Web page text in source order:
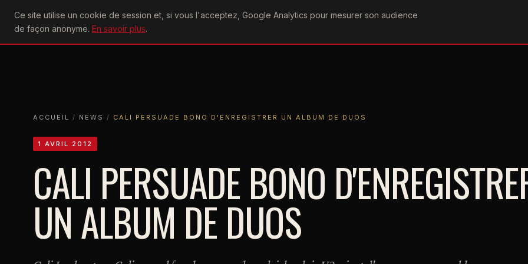
Ce site utilise un cookie de session et, si vous l'acceptez, Google Analytics pour mesurer son audience
de façon anonyme. En savoir plus.
U2achtung
ACCUEIL
ACTU CONCERTS DISCOGRAPHIEPAROLESVIDÉOGRAPHIEFORUMS
ACCUEIL / NEWS / CALI PERSUADE BONO D'ENREGISTRER UN ALBUM DE DUOS
1 AVRIL 2012
CALI PERSUADE BONO
UN ALBUM DE DUOS